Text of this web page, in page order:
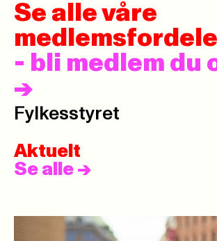
Se alle våre
- bli medlem du
->
Fylkesstyret
Aktuelt
Se alle ->